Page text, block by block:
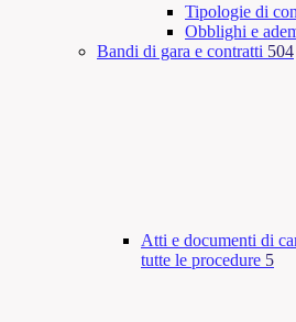
Tipologie di
Obblighi e
Bandi di gara e contratti 504
Atti e documenti di
tutte le procedure 5